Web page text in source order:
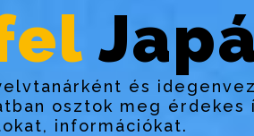
és
osztok meg érdekes
információkat.